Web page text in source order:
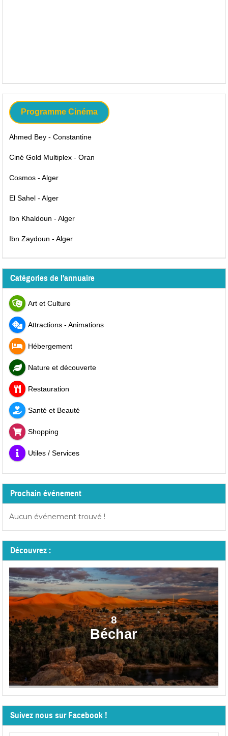
Programme Cinéma
Ahmed Bey - Constantine
Ciné Gold Multiplex - Oran
Cosmos - Alger
El Sahel - Alger
Ibn Khaldoun - Alger
Ibn Zaydoun - Alger
Catégories de l'annuaire
Art et Culture
Attractions - Animations
Hébergement
Nature et découverte
Restauration
Santé et Beauté
Shopping
Utiles / Services
Prochain événement
Aucun événement trouvé !
Découvrez :
8
Béchar
Suivez nous sur Facebook !